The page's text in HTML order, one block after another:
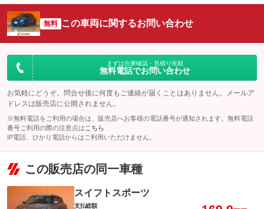
無料 この車両に関するお問い合わせ
まずは在庫確認・見積り依頼
無料電話でお問い合わせ
お気軽にどうぞ。問合せ後に何度もご連絡が届くことはありません。メールア
ドレスは販売店に公開されません。
※無料電話をご利用の場合は、販売店へお客様の電話番号が通知されます。無料電話
番号ご利用の際の注意点は こちら
IP電話、ひかり電話からはご利用いただけません。
この販売店の同一車種
スイフトスポーツ
支払総額